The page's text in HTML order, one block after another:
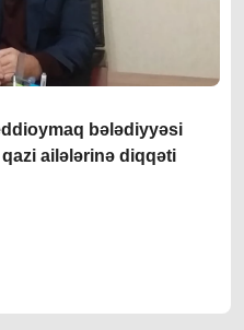
bələdiyyəsi
ailələrinə diqqəti